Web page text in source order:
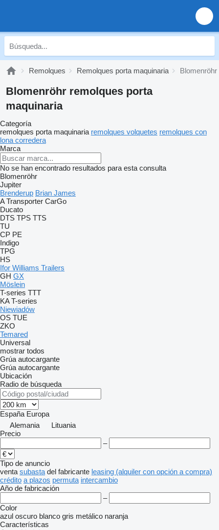
Remolques Remolques porta maquinaria
Blomenröhr remolques porta
maquinaria
Categoría
remolques porta maquinaria remolques volquetes remolques con
lona corredera
Marca
No se han encontrado resultados para esta consulta
Blomenröhr
Jupiter
Brenderup Brian James
A Transporter CarGo
Ducato
DTS TPS TTS
TU
CP PE
Indigo
TPG
HS
Ifor Williams Trailers
GH GX
Möslein
T-series TTT
KA T-series
Niewiadów
OS TUE
ZKO
Temared
Universal
mostrar todos
Grúa autocargante
Grúa autocargante
Ubicación
Radio de búsqueda
España Europa
Alemania
Lituania
Precio
–
Tipo de anuncio
venta subasta del fabricante leasing (alquiler con opción a compra)
crédito a plazos permuta intercambio
Año de fabricación
–
Color
azul oscuro blanco gris metálico naranja
Características